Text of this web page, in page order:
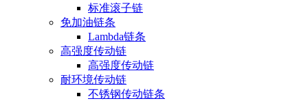
标准滚子链
免加油链条
Lambda链条
高强度传动链
高强度传动链
耐环境传动链
不锈钢传动链条